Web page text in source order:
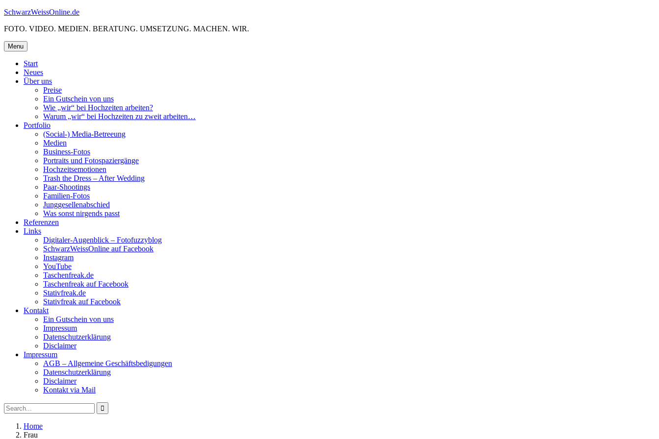
Skip
content
SchwarzWeissOnline.de
FOTO. VIDEO. MEDIEN. BERATUNG. UMSETZUNG. MACHEN. WIR.
Menu
Start
Neues
Über uns
Preise
Ein Gutschein von uns
Wie „wir“ bei Hochzeiten arbeiten?
Warum „wir“ bei Hochzeiten zu zweit arbeiten…
Portfolio
(Social-) Media-Betreeung
Medien
Business-Fotos
Portraits und Fotospaziergänge
Hochzeitsemotionen
Trash the Dress – After Wedding
Paar-Shootings
Familien-Fotos
Junggesellenabschied
Was sonst nirgends passt
Referenzen
Links
Digitaler-Augenblick – Fotofuzzyblog
SchwarzWeissOnline auf Facebook
Instagram
YouTube
Taschenfreak.de
Taschenfreak auf Facebook
Stativfreak.de
Stativfreak auf Facebook
Kontakt
Ein Gutschein von uns
Impressum
Datenschutzerklärung
Disclaimer
Impressum
AGB – Allgemeine Geschäftsbedigungen
Datenschutzerklärung
Disclaimer
Kontakt via Mail
Search
Search
for:
Home
Posts
Frau